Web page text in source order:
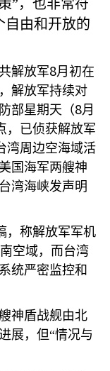
”，也非常符
自由和开放的
解放军8月初在
解放军持续对
部星期天（8月
，已侦获解放军
湾周边空海域活
国海军两艘神
湾海峡发声明
，称解放军军机
空域，而台湾
统严密监控和
神盾战舰由北
展，但“情况与